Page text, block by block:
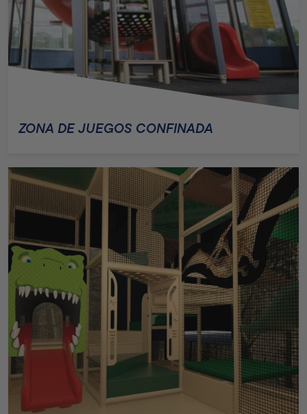
ZONA DE JUEGOS CONFINADA